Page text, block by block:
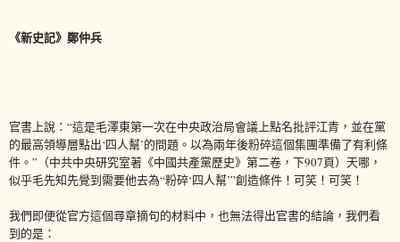
《新史記》鄭仲兵
官書上說：“這是毛澤東第一次在中央政治局會議上點名批評江青，並在黨
的最高領導層點出‘四人幫’的問題。以為兩年後粉碎這個集團準備了有利條
件。”（中共中央研究室著《中國共產黨歷史》第二卷，下907頁）天哪，
似乎毛先知先覺到需要他去為“粉碎‘四人幫’”創造條件！可笑！可笑！
我們即便從官方這個尋章摘句的材料中，也無法得出官書的結論，我們看
到的是：